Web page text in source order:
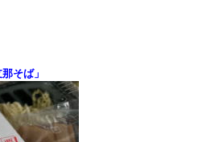
そば」